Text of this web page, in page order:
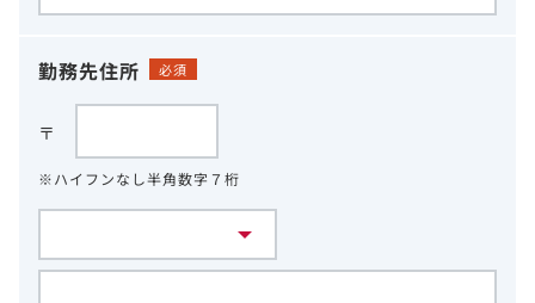
勤務先住所 必須
〒
※ハイフンなし半角数字７桁